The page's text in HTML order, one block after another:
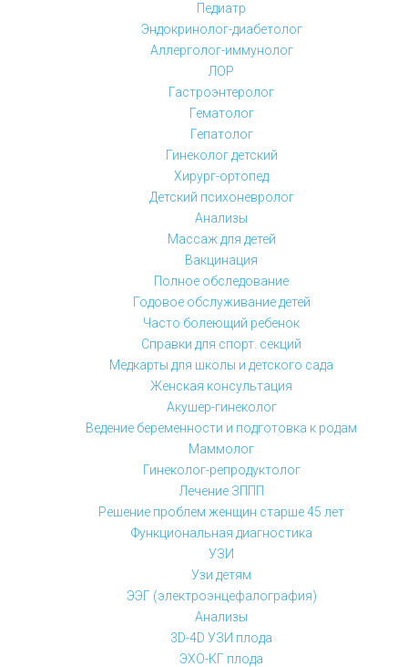
Педиатр
Эндокринолог-диабетолог
Аллерголог-иммунолог
ЛОР
Гастроэнтеролог
Гематолог
Гепатолог
Гинеколог детский
Хирург-ортопед
Детский психоневролог
Анализы
Массаж для детей
Вакцинация
Полное обследование
Годовое обслуживание детей
Часто болеющий ребенок
Справки для спорт. секций
Медкарты для школы и детского сада
Женская консультация
Акушер-гинеколог
Ведение беременности и подготовка к родам
Маммолог
Гинеколог-репродуктолог
Лечение ЗППП
Решение проблем женщин старше 45 лет
Функциональная диагностика
УЗИ
Узи детям
ЭЭГ (электроэнцефалография)
Анализы
3D-4D УЗИ плода
ЭХО-КГ плода